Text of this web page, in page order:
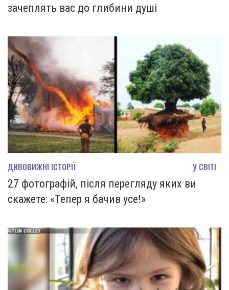
зачеплять вас до глибини душі
ДИВОВИЖНІ ІСТОРІЇ У СВІТІ
27 фотографій, після перегляду яких ви
скажете: «Тепер я бачив усе!»